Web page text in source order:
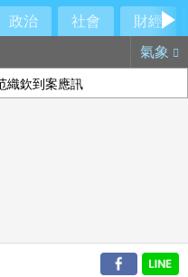
政治 社會
財經
氣象
織欽到案應訊